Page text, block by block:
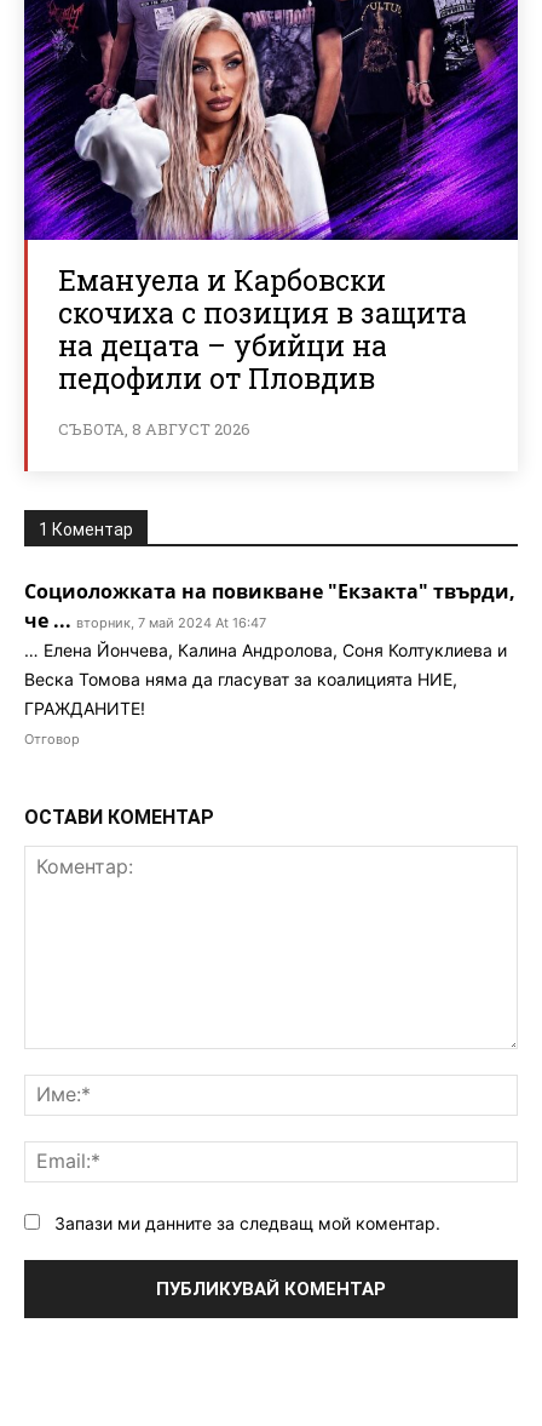
Емануела и Карбовски
скочиха с позиция в защита
на децата – убийци на
педофили от Пловдив
СЪБОТА, 8 АВГУСТ 2026
1 Коментар
Социоложката на повикване "Екзакта" твърди,
че ... вторник, 7 май 2024 At 16:47
… Елена Йончева, Калина Андролова, Соня Колтуклиева и
Веска Томова няма да гласуват за коалицията НИЕ,
ГРАЖДАНИТЕ!
Отговор
ОСТАВИ КОМЕНТАР
Запази ми данните за следващ мой коментар.